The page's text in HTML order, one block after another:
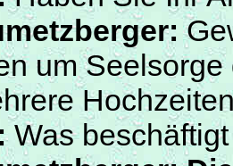
:
um
:Was